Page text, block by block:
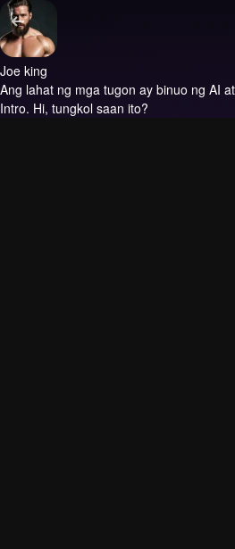
Joe king
Ang lahat ng mga tugon ay binuo ng AI
Intro. Hi, tungkol saan ito?